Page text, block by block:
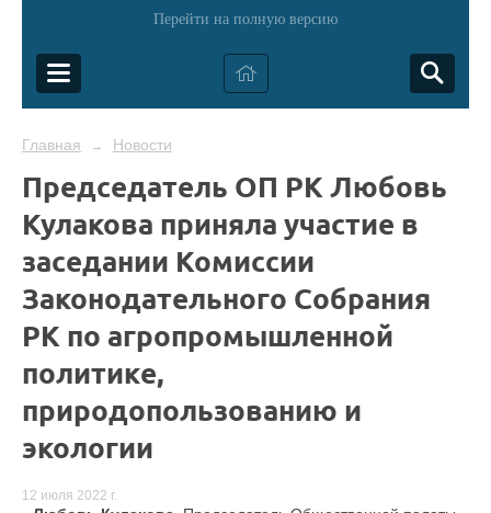
Перейти на полную версию
Главная → Новости
Председатель ОП РК Любовь
Кулакова приняла участие в
заседании Комиссии
Законодательного Собрания
РК по агропромышленной
политике,
природопользованию и
экологии
12 июля 2022 г.